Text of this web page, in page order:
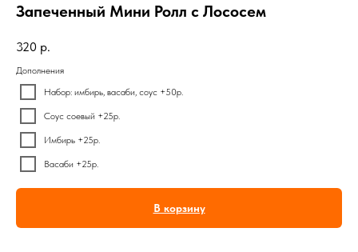
Запеченный Мини Ролл с Лососем
320 р.
Дополнения
Набор: имбирь, васаби, соус +50р.
Соус соевый +25р.
Имбирь +25р.
Васаби +25р.
В корзину